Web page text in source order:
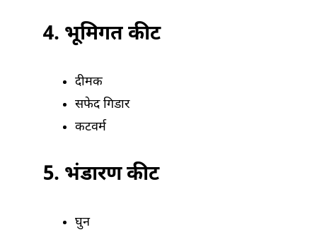
4. भूमिगत कीट
दीमक
सफेद गिडार
कटवर्म
5. भंडारण कीट
घुन